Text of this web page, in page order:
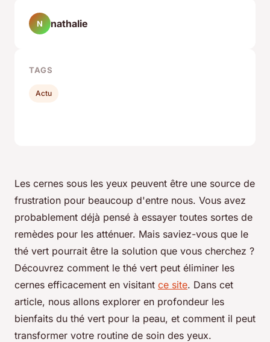
Les cernes sous les yeux peuvent être une source de
frustration pour beaucoup d'entre nous. Vous avez
probablement déjà pensé à essayer toutes sortes de
remèdes pour les atténuer. Mais saviez-vous que le
thé vert pourrait être la solution que vous cherchez ?
Découvrez comment le thé vert peut éliminer les
cernes efficacement en visitant ce site. Dans cet
article, nous allons explorer en profondeur les
bienfaits du thé vert pour la peau, et comment il peut
transformer votre routine de soin des yeux.
N nathalie
TAGS
Actu